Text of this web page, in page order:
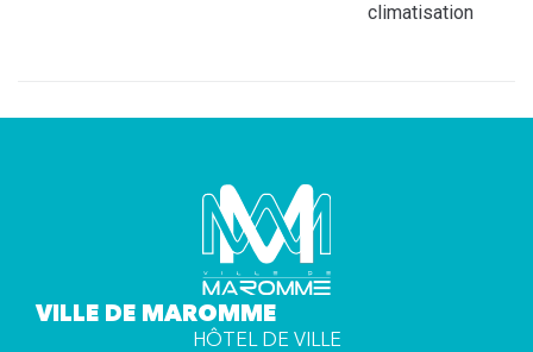
climatisation
VILLE DE MAROMME
HÔTEL DE VILLE